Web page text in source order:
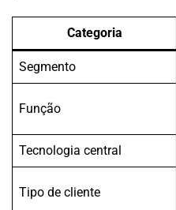
Categoria
Segmento
Função
Tecnologia central
Tipo de cliente